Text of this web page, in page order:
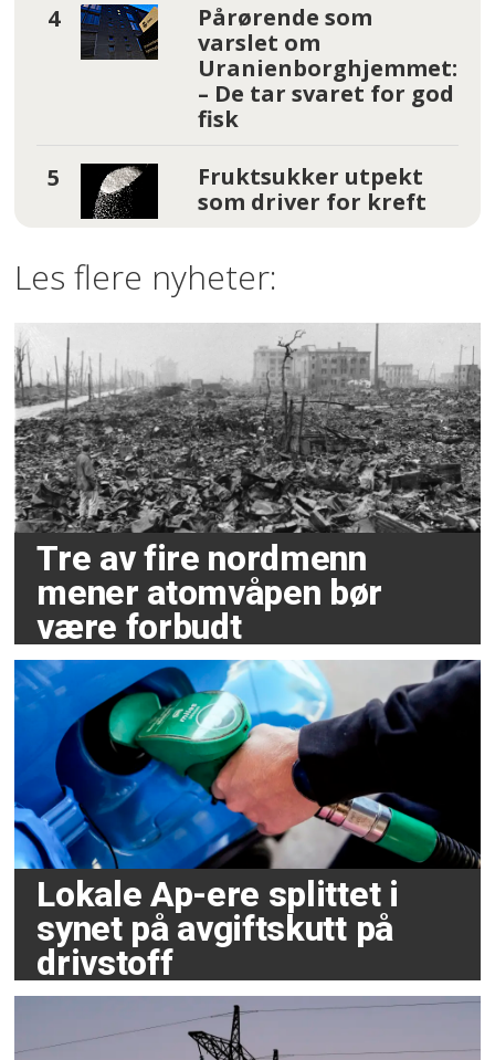
Pårørende som
varslet om
Uranienborghjemmet:
– De tar svaret for god
fisk
Fruktsukker utpekt
som driver for kreft
Les flere nyheter:
Tre av fire nordmenn
mener atomvåpen bør
være forbudt
Lokale Ap-ere splittet i
synet på avgiftskutt på
drivstoff